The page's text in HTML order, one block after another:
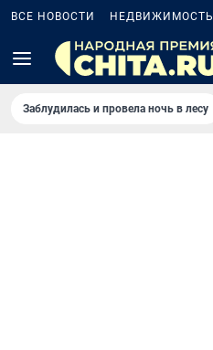
ВСЕ НОВОСТИ НЕДВИЖИМОСТЬ
Заблудилась и провела ночь в лесу